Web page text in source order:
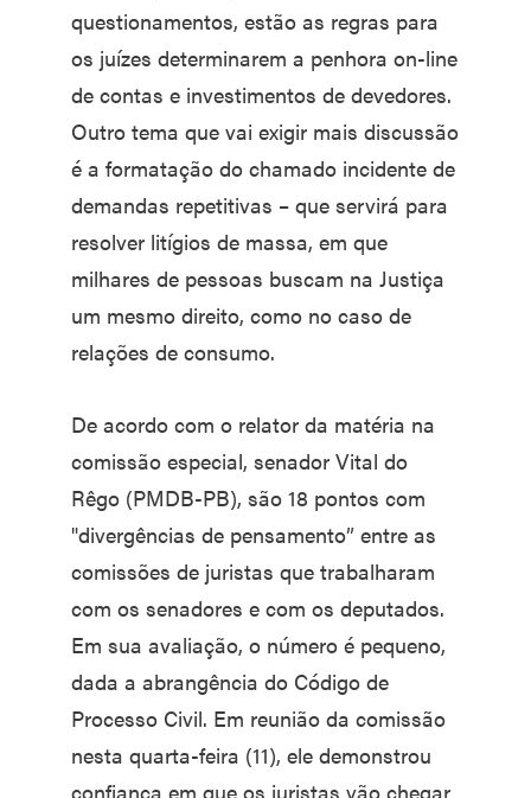
questionamentos, estão as regras para
os juízes determinarem a penhora on-line
de contas e investimentos de devedores.
Outro tema que vai exigir mais discussão
é a formatação do chamado incidente de
demandas repetitivas – que servirá para
resolver litígios de massa, em que
milhares de pessoas buscam na Justiça
um mesmo direito, como no caso de
relações de consumo.
De acordo com o relator da matéria na
comissão especial, senador Vital do
Rêgo (PMDB-PB), são 18 pontos com
"divergências de pensamento” entre as
comissões de juristas que trabalharam
com os senadores e com os deputados.
Em sua avaliação, o número é pequeno,
dada a abrangência do Código de
Processo Civil. Em reunião da comissão
nesta quarta-feira (11), ele demonstrou
confiança em que os juristas vão chegar